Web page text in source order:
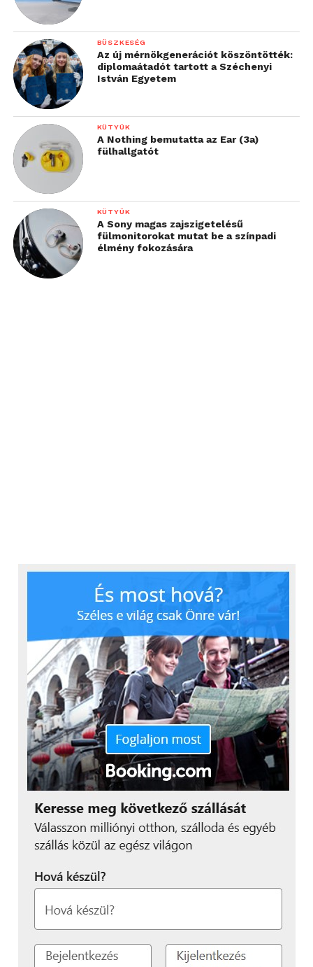
BÜSZKESÉG
Az új mérnökgenerációt köszöntötték:
diplomaátadót tartott a Széchenyi
István Egyetem
KÜTYÜK
A Nothing bemutatta az Ear (3a)
fülhallgatót
KÜTYÜK
A Sony magas zajszigetelésű
fülmonitorokat mutat be a színpadi
élmény fokozására